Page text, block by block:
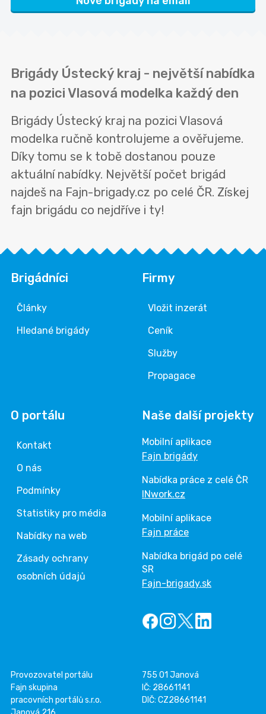
Brigády Ústecký kraj - největší nabídka
na pozici Vlasová modelka každý den
Brigády Ústecký kraj na pozici Vlasová
modelka ručně kontrolujeme a ověřujeme.
Díky tomu se k tobě dostanou pouze
aktuální nabídky. Největší počet brigád
najdeš na Fajn-brigady.cz po celé ČR. Získej
fajn brigádu co nejdříve i ty!
Brigádníci
Články
Hledané brigády
Firmy
Vložit inzerát
Ceník
Služby
Propagace
O portálu
Kontakt
O nás
Podmínky
Statistiky pro média
Nabídky na web
Zásady ochrany
osobních údajů
Naše další projekty
Mobilní aplikace
Fajn brigády
Nabídka práce z celé ČR
INwork.cz
Mobilní aplikace
Fajn práce
Nabídka brigád po celé
SR
Fajn-brigady.sk
Provozovatel portálu
Fajn skupina
pracovních portálů s.r.o.
755 01 Janová
IČ: 28661141
DIČ: CZ28661141